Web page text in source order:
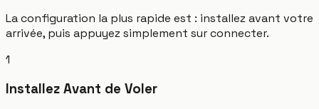
La configuration la plus rapide est : installez avant votre
arrivée, puis appuyez simplement sur connecter.
1
Installez Avant de Voler